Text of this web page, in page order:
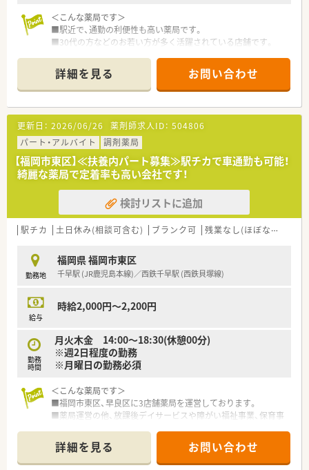
＜こんな薬局です＞
■駅近で、通勤の利便性も高い薬局です。
■30代の方などのお若い方が多く活躍されている店舗です。
■比較的スピードが求められる店舗です。
。
＜こんな会社です＞
■福岡県ほか全国に約100店舗（関連会社店舗含む）展開中のチ
ェーン薬局で地域に密着した調剤専門のチェーン店として発展
している会社です。
■新規開局のほか、M&Aも行っており、毎年着実に店舗数を伸ば
しています。
■調剤薬局、医薬品販売、介護用品販売・リースなど幅広く事業を
行っています。
＜働きやすい職場環境＞
■社員の定着率が非常に高く、特に福岡では評判のよい会社で
■福利厚生に加えて、年間休日127日（令和3年度）と年間休日数
の多さが社員の定着と働きやすさに繋がっています。
■産育休の実績、復帰率も高く、女性でも管理薬剤師やマネージ
■年に1回は自己申告書を部長に提出。職場での悩みやキャリア
に対する希望を人事に反映させております。
＜社員の頑張りを評価・サポート＞
■認定薬剤師の取得に関してはeラーニングを活用。会社から1
万円の補助がございます。
を実施。
目標に向けて努力した人を評価する仕組みを作っていらっし
ゃいます。
ジャー等への登用を積極的に行っています。
す。
詳細を見る お問い合わせ
更新日： 2026/06/26 薬剤師求人ID： 504806
パート・アルバイト
調剤薬局
【福岡市東区】≪扶養内パート募集≫駅チカで車通勤も可能！
綺麗な薬局で定着率も高い会社です！
検討リストに追加
駅チカ 土日休み(相談可含む) ブランク可 残業なし(ほぼなし含む)
勤務地
福岡県 福岡市東区
千早駅 (JR鹿児島本線)／西鉄千早駅 (西鉄貝塚線)
給与
時給2,000円～2,200円
勤務
時間
月火木金 14:00～18:30(休憩00分)
※週2日程度の勤務
※月曜日の勤務必須
＜こんな薬局です＞
■福岡市東区、早良区に3店舗薬局を運営しております。
■薬局運営の他、放課後デイサービスや障がい福祉事業、保育事
■在宅に力を入れており、青葉店・早良店は在宅がメインの店舗
です。
詳細を見る お問い合わせ